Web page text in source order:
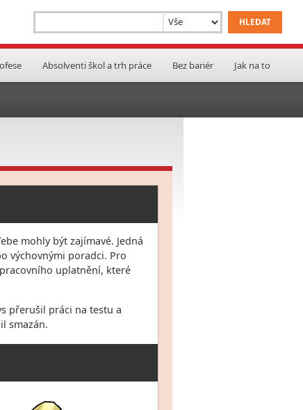
Absolventi škol a trh práce Bez bariér Jak na to
mohly být zajímavé. Jedná
výchovnými poradci. Pro
uplatnění, které
přerušil práci na testu a
smazán.